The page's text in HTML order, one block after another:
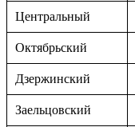
Центральный
Октябрьский
Дзержинский
Заельцовский